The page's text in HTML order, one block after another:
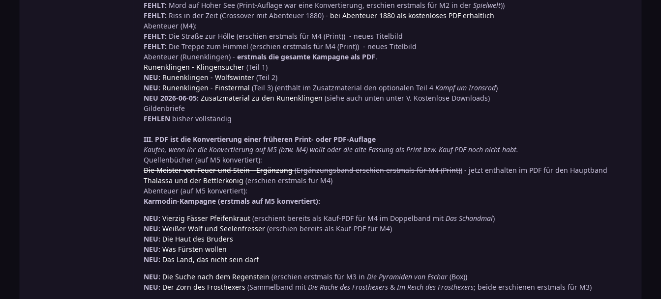
FEHLT: Mord auf Hoher See (Print-Auflage war eine Konvertierung, erschien erstmals für M2 in der Spielwelt))
FEHLT: Riss in der Zeit (Crossover mit Abenteuer 1880) - bei Abenteuer 1880 als kostenloses PDF erhältlich
Abenteuer (M4):
FEHLT: Die Straße zur Hölle (erschien erstmals für M4 (Print)) - neues Titelbild
FEHLT: Die Treppe zum Himmel (erschien erstmals für M4 (Print)) - neues Titelbild
Abenteuer (Runenklingen) - erstmals die gesamte Kampagne als PDF.
Runenklingen - Klingensucher (Teil 1)
NEU: Runenklingen - Wolfswinter (Teil 2)
NEU: Runenklingen - Finstermal (Teil 3) (enthält im Zusatzmaterial den optionalen Teil 4 Kampf um Ironsrod)
NEU 2026-06-05: Zusatzmaterial zu den Runenklingen (siehe auch unten unter V. Kostenlose Downloads)
Gildenbriefe
FEHLEN bisher vollständig
III. PDF ist die Konvertierung einer früheren Print- oder PDF-Auflage
Kaufen, wenn ihr die Konvertierung auf M5 (bzw. M4) wollt oder die alte Fassung als Print bzw. Kauf-PDF noch nicht habt.
Quellenbücher (auf M5 konvertiert):
Die Meister von Feuer und Stein - Ergänzung(Ergänzungsband erschien erstmals für M4 (Print)) - jetzt enthalten im PDF für den Hauptband
Thalassa und der Bettlerkönig (erschien erstmals für M4)
Abenteuer (auf M5 konvertiert):
Karmodin-Kampagne (erstmals auf M5 konvertiert):
NEU: Vierzig Fässer Pfeifenkraut (erschient bereits als Kauf-PDF für M4 im Doppelband mit Das Schandmal)
NEU: Weißer Wolf und Seelenfresser (erschien bereits als Kauf-PDF für M4)
NEU: Die Haut des Bruders
NEU: Was Fürsten wollen
NEU: Das Land, das nicht sein darf
NEU: Die Suche nach dem Regenstein (erschien erstmals für M3 in Die Pyramiden von Eschar (Box))
NEU: Der Zorn des Frosthexers (Sammelband mit Die Rache des Frosthexers &Im Reich des Frosthexers; beide erschienen erstmals für M3)